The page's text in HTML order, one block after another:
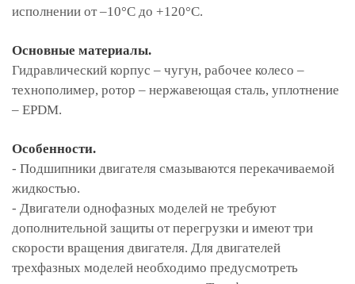
исполнении от –10°С до +120°С.
Основные материалы.
Гидравлический корпус – чугун, рабочее колесо –
технополимер, ротор – нержавеющая сталь, уплотнение
– EPDM.
Особенности.
- Подшипники двигателя смазываются перекачиваемой
жидкостью.
- Двигатели однофазных моделей не требуют
дополнительной защиты от перегрузки и имеют три
скорости вращения двигателя. Для двигателей
трехфазных моделей необходимо предусмотреть